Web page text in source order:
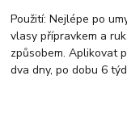
Použití: Nejlépe po
vlasy přípravkem a
způsobem. Aplikovat
dva dny, po dobu 6